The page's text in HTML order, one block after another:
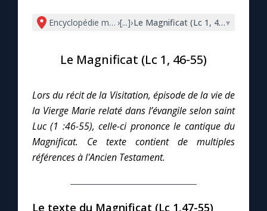
La newsletter
La vidéo de la semaine
Le magazine
Le site internet
Encyclopédie mariale
›[...]›Le Magnificat (Lc 1, 46-55)
▾
Le Magnificat (Lc 1, 46-55)
Lors du récit de la Visitation, épisode de la vie de
la Vierge Marie relaté dans l’évangile selon saint
Luc (1 :46-55), celle-ci prononce le cantique du
Magnificat.
Ce
texte contient de multiples
références à l'Ancien Testament.
Le texte du Magnificat (Lc 1,47-55)